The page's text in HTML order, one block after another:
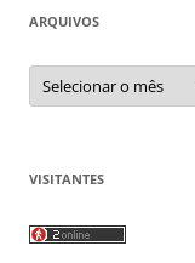
ARQUIVOS
Arquivos
VISITANTES